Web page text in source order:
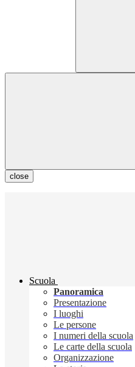
close
Scuola
Panoramica
Presentazione
I luoghi
Le persone
I numeri della scuola
Le carte della scuola
Organizzazione